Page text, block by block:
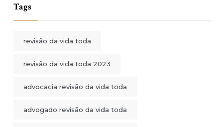
Tags
revisão da vida toda
revisão da vida toda 2023
advocacia revisão da vida toda
advogado revisão da vida toda